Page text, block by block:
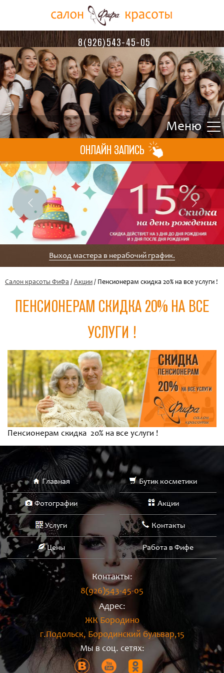
8(926)543-45-05
ОНЛАЙН ЗАПИСЬ
Выход мастера в нерабочий график.
Салон красоты ФиФа / Акции / Пенсионерам скидка 20% на все услуги !
ПЕНСИОНЕРАМ СКИДКА 20% НА ВСЕ
УСЛУГИ !
Пенсионерам скидка 20% на все услуги !
Главная
Фотографии
Услуги
Цены
Бутик косметики
Акции
Контакты
Работа в Фифе
Контакты:
8(926)543-45-05
Адрес:
ЖК Бородино
г.Подольск, Бородинский бульвар,15
Мы в соц. сетях: